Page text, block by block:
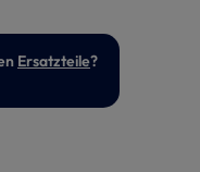
Ersatzteile?